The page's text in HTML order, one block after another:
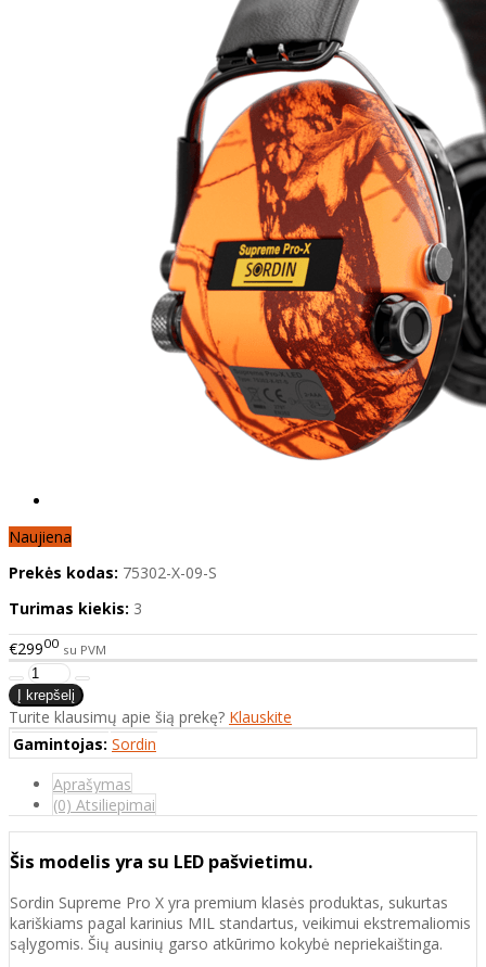
Naujiena
Prekės kodas: 75302-X-09-S
Turimas kiekis: 3
€29900 su PVM
Turite klausimų apie šią prekę? Klauskite
Gamintojas: Sordin
Aprašymas
(0) Atsiliepimai
Šis modelis yra su LED pašvietimu.
Sordin Supreme Pro X yra premium klasės produktas, sukurtas
kariškiams pagal karinius MIL standartus, veikimui ekstremaliomis
sąlygomis. Šių ausinių garso atkūrimo kokybė nepriekaištinga.